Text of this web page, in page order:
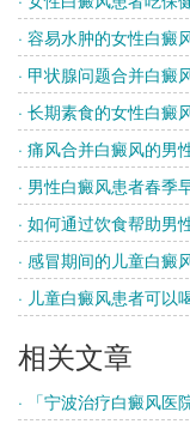
· 容易水肿的女性白癜
· 甲状腺问题合并白癜
· 长期素食的女性白癜
· 痛风合并白癜风的男
· 男性白癜风患者春季
· 如何通过饮食帮助男
· 感冒期间的儿童白癜
· 儿童白癜风患者可以
相关文章
· 「宁波治疗白癜风医